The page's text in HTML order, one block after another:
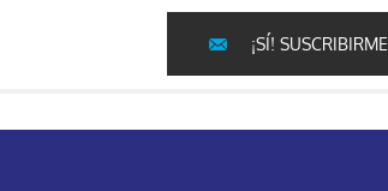
¡SÍ! SUSCRIBIRME